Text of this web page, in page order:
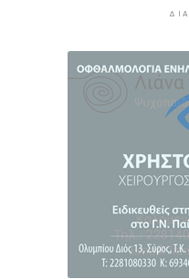
Στις 2
οικονομικού
Θεσσαλονίκη
4 ώρες 17 λεπτά πρίν